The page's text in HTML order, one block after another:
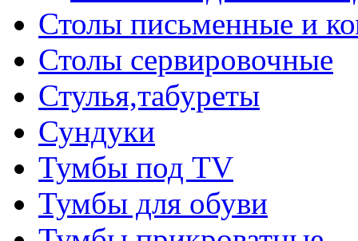
Столы письменные и
Столы сервировочные
Стулья,табуреты
Сундуки
Тумбы под TV
Тумбы для обуви